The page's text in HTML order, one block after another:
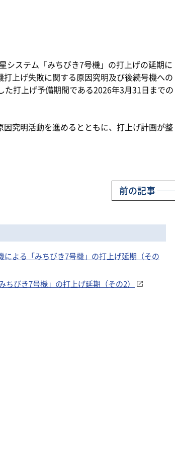
ステム「みちびき7号機」の打上げの延期に
上げ失敗に関する原因究明及び後続号機への
打上げ予備期間である2026年3月31日までの
究明活動を進めるとともに、打上げ計画が整
前の記事
よる「みちびき7号機」の打上げ延期（その
びき7号機」の打上げ延期（その2）